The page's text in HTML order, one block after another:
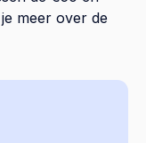
meer over de